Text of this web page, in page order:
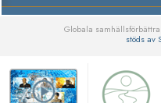
Globala
stöds av